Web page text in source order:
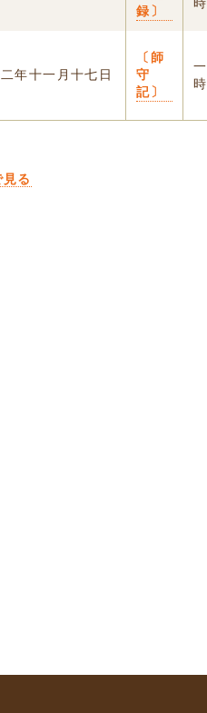
録〕
年十一月十七日
〔師
守
記〕
る